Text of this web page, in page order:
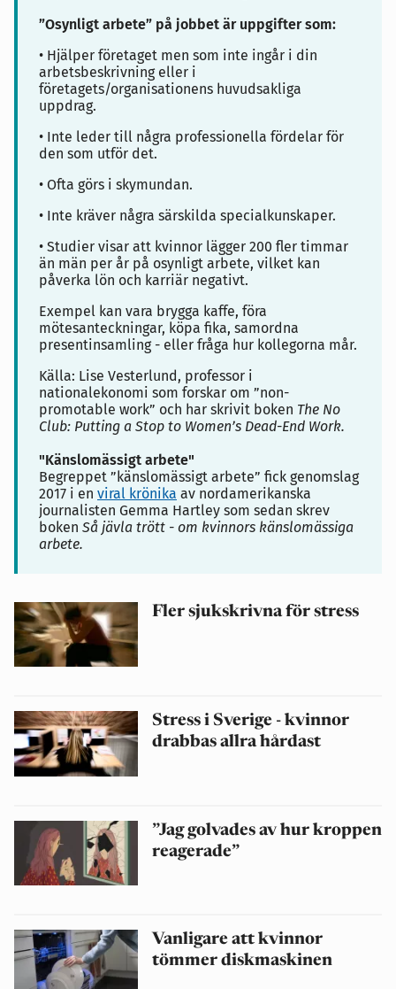
”Osynligt arbete” på jobbet är uppgifter som:
• Hjälper företaget men som inte ingår i din
arbetsbeskrivning eller i
företagets/organisationens huvudsakliga
uppdrag.
• Inte leder till några professionella fördelar för
den som utför det.
• Ofta görs i skymundan.
• Inte kräver några särskilda specialkunskaper.
• Studier visar att kvinnor lägger 200 fler timmar
än män per år på osynligt arbete, vilket kan
påverka lön och karriär negativt.
Exempel kan vara brygga kaffe, föra
mötesanteckningar, köpa fika, samordna
presentinsamling - eller fråga hur kollegorna mår.
Källa: Lise Vesterlund, professor i
nationalekonomi som forskar om ”non-
promotable work” och har skrivit boken The No
Club: Putting a Stop to Women’s Dead-End Work.
"Känslomässigt arbete"
Begreppet ”känslomässigt arbete” fick genomslag
2017 i en viral krönika av nordamerikanska
journalisten Gemma Hartley som sedan skrev
boken Så jävla trött - om kvinnors känslomässiga
arbete.
Fler sjukskrivna för stress
Stress i Sverige - kvinnor
drabbas allra hårdast
”Jag golvades av hur kroppen
reagerade”
Vanligare att kvinnor
tömmer diskmaskinen